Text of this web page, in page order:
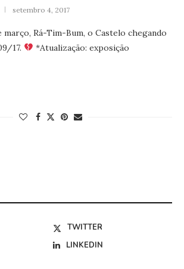
setembro 4, 2017
março, Rá-Tim-Bum, o Castelo chegando
17.
*Atualização: exposição
TWITTER
LINKEDIN